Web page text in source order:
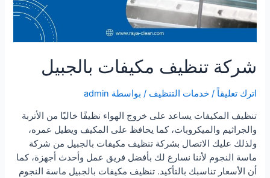
شركة تنظيف مكيفات بالجبيل
اترك تعليقاً /خدمات التنظيف / بواسطة admin
تنظيف المكيفات يساعد على خروج الهواء نظيفًا خاليًا من الأتربة
والجراثيم والميكروبات، كما يحافظ على المكيف ويطيل عمره،
ولذلك عليك الاتصال بشركة تنظيف مكيفات بالجبيل من شركة
ماسة النجوم لأننا نسارع لك بأفضل فريق عمل وأحدث أجهزة، كما
أن الأسعار تناسبك بالتأكيد. تنظيف مكيفات بالجبيل ماسة النجوم